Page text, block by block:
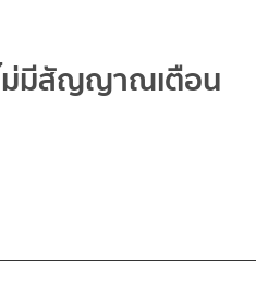
ม่มีสัญญาณเตือน